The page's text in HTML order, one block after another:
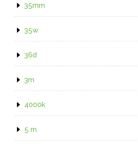
35mm
35w
36d
3m
4000k
5 m